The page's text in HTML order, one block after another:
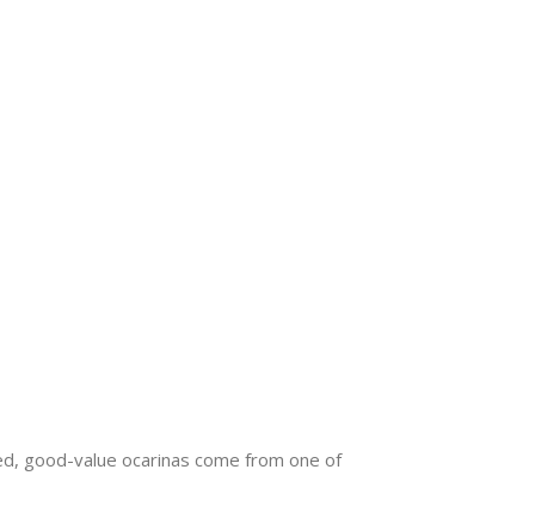
good-value ocarinas come from one of